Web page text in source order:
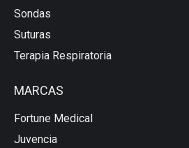
Sondas
Suturas
Terapia Respiratoria
MARCAS
Fortune Medical
Juvencia